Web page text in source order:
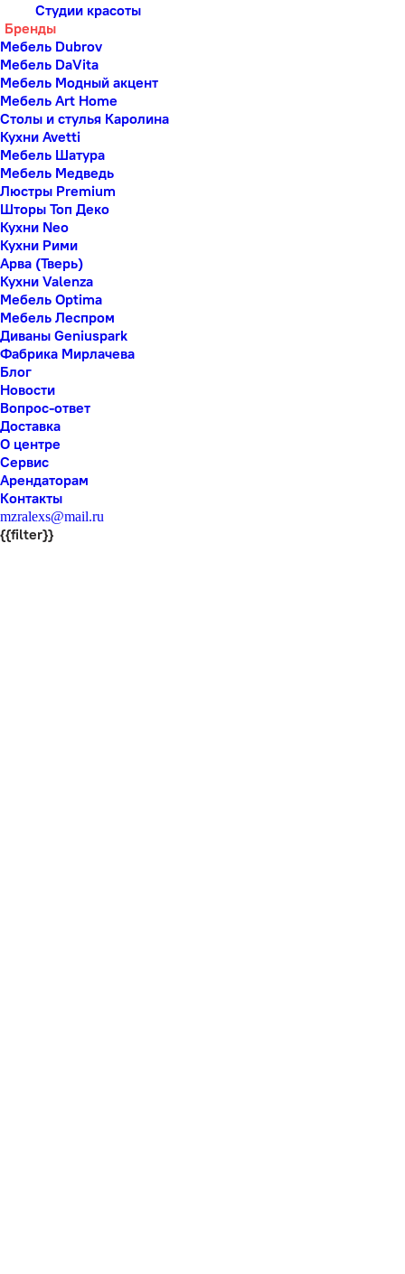
Студии красоты
Бренды
Мебель Dubrov
Мебель DaVita
Мебель Модный акцент
Мебель Art Home
Столы и стулья Каролина
Кухни Avetti
Мебель Шатура
Мебель Медведь
Люстры Premium
Шторы Топ Деко
Кухни Neo
Кухни Рими
Арва (Тверь)
Кухни Valenza
Мебель Optima
Мебель Леспром
Диваны Geniuspark
Фабрика Мирлачева
Блог
Новости
Вопрос-ответ
Доставка
О центре
Сервис
Арендаторам
Контакты
mzralexs@mail.ru
{{filter}}